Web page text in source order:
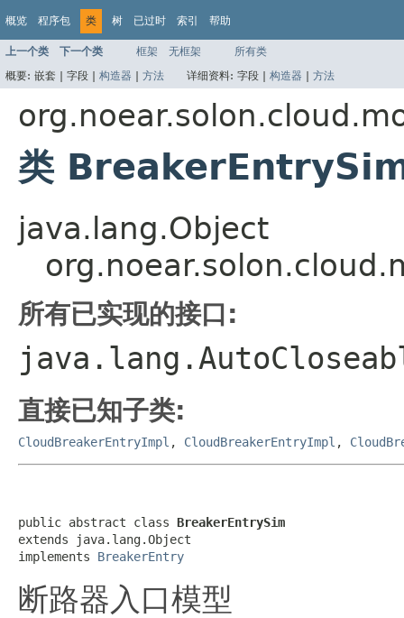
概览 程序包 类 树 已过时 索引 帮助
上一个类 下一个类 框架 无框架
所有类
概要: 嵌套 | 字段 | 构造器 | 方法 详细资料: 字段 | 构造器 | 方法
类
java.lang.Object
所有已实现的接口:
直接已知子类:
CloudBreakerEntryImpl , CloudBreakerEntryImpl ,
public abstract class BreakerEntrySim
extends java.lang.Object
implements BreakerEntry
断路器入口模型